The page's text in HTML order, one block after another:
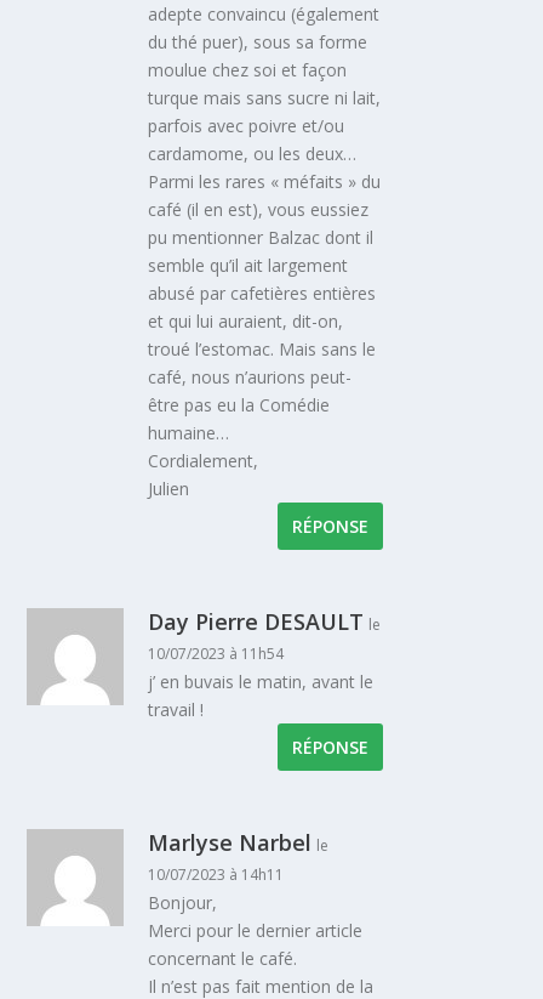
adepte convaincu (également
du thé puer), sous sa forme
moulue chez soi et façon
turque mais sans sucre ni lait,
parfois avec poivre et/ou
cardamome, ou les deux…
Parmi les rares « méfaits » du
café (il en est), vous eussiez
pu mentionner Balzac dont il
semble qu’il ait largement
abusé par cafetières entières
et qui lui auraient, dit-on,
troué l’estomac. Mais sans le
café, nous n’aurions peut-
être pas eu la Comédie
humaine…
Cordialement,
Julien
RÉPONSE
Day Pierre DESAULT le
10/07/2023 à 11h54
j’ en buvais le matin, avant le
travail !
RÉPONSE
Marlyse Narbel le
10/07/2023 à 14h11
Bonjour,
Merci pour le dernier article
concernant le café.
Il n’est pas fait mention de la